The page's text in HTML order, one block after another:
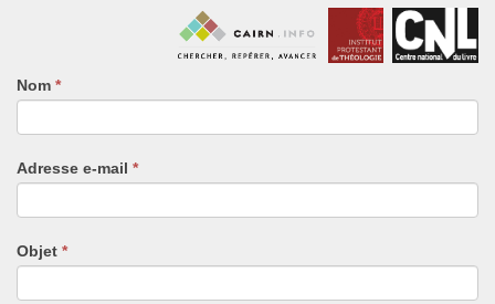
Nom *
Adresse e-mail *
Objet *
Si
vous
êtes
humain,
remplissez
ce